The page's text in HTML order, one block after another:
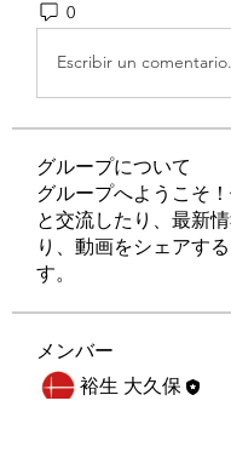
0
Escribir un
グループについて
グループへようこそ
と交流したり、最新
り、動画をシェアす
す。
メンバー
裕生 大久保